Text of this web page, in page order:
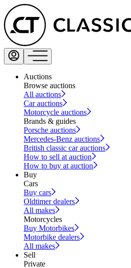
Auctions
Browse auctions
All auctions
Car auctions
Motorcycle auctions
Brands & guides
Porsche auctions
Mercedes-Benz auctions
British classic car auctions
How to sell at auction
How to buy at auction
Buy
Cars
Buy cars
Oldtimer dealers
All makes
Motorcycles
Buy Motorbikes
Motorbike dealers
All makes
Sell
Private